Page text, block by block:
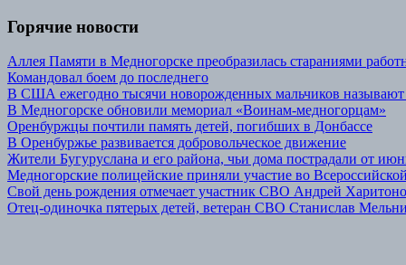
Горячие новости
Аллея Памяти в Медногорске преобразилась стараниями
Командовал боем до последнего
В США ежегодно тысячи новорожденных мальчиков
В Медногорске обновили мемориал «Воинам-медногорцам»
Оренбуржцы почтили память детей, погибших в Донбассе
В Оренбуржье развивается добровольческое движение
Жители Бугуруслана и его района, чьи дома пострадали от
Медногорские полицейские приняли участие во
Свой день рождения отмечает участник СВО Андрей
Отец-одиночка пятерых детей, ветеран СВО Станислав